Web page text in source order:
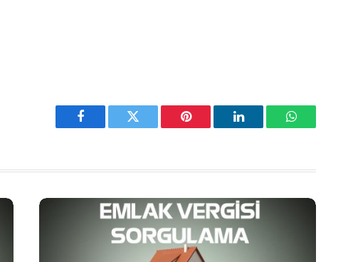
Facebook Twitter Pinterest LinkedIn WhatsApp